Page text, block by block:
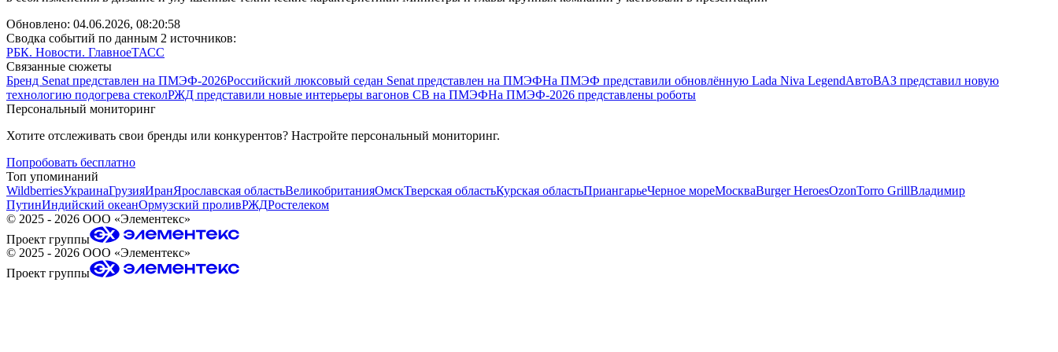
Обновлено: 04.06.2026, 08:20:58
Сводка событий по данным 2 источников:
РБК. Новости. ГлавноеТАСС
Связанные сюжеты
Бренд Senat представлен на ПМЭФ-2026Российский люксовый седан Senat представлен на ПМЭФНа ПМЭФ представили обновлённую Lada Niva LegendАвтоВАЗ представил новую
технологию подогрева стеколРЖД представили новые интерьеры вагонов СВ на ПМЭФНа ПМЭФ-2026 представлены роботы
Персональный мониторинг
Хотите отслеживать свои бренды или конкурентов? Настройте персональный мониторинг.
Попробовать бесплатно
Топ упоминаний
WildberriesУкраинаГрузияИранЯрославская областьВеликобританияОмскТверская областьКурская областьПриангарьеЧерное мореМоскваBurger HeroesOzonTorro GrillВладимир
ПутинИндийский океанОрмузский проливРЖДРостелеком
© 2025 - 2026 ООО «Элементекс»
Проект группы
© 2025 - 2026 ООО «Элементекс»
Проект группы